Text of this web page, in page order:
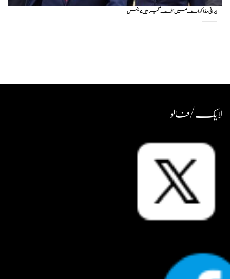
ایرانی مذاکرات میں سخت گیر ہیں: وینس
لایک / فالو